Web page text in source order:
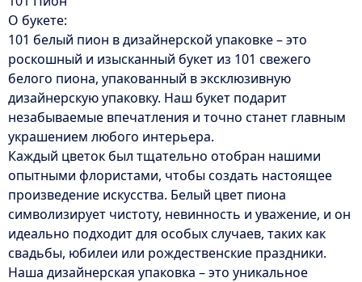
О букете:
101 белый пион в дизайнерской упаковке – это
роскошный и изысканный букет из 101 свежего
белого пиона, упакованный в эксклюзивную
дизайнерскую упаковку. Наш букет подарит
незабываемые впечатления и точно станет главным
украшением любого интерьера.
Каждый цветок был тщательно отобран нашими
опытными флористами, чтобы создать настоящее
произведение искусства. Белый цвет пиона
символизирует чистоту, невинность и уважение, и он
идеально подходит для особых случаев, таких как
свадьбы, юбилеи или рождественские праздники.
Наша дизайнерская упаковка – это уникальное